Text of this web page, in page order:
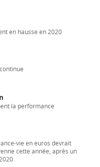
en hausse en 2020
la performance
vie en euros devrait
cette année, après un